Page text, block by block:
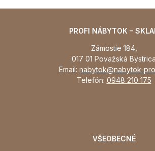
PROFI NÁBYTOK –
Zámostie 184,
017 01 Považská Bystrica
Email: nabytok@nabytok-
Telefón: 0948 210 175
VŠEOBECNÉ